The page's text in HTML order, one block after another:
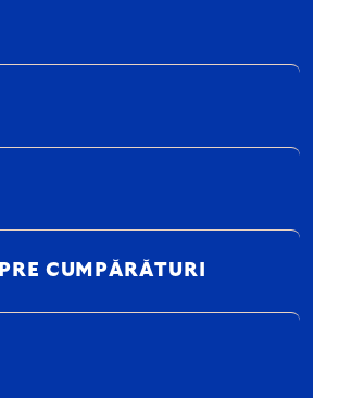
CUMPĂRĂTURI